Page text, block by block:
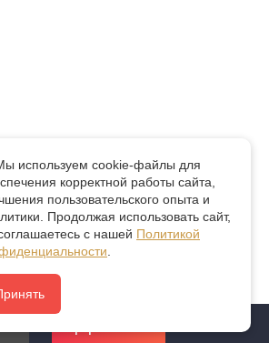
используем cookie-файлы для
корректной работы сайта,
пользовательского опыта и
Продолжая использовать сайт,
с нашей Политикой